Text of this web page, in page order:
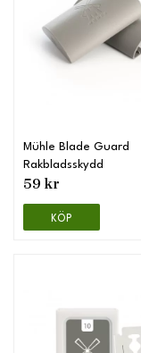
Mühle Blade Guard
Rakbladsskydd
59 kr
KÖP